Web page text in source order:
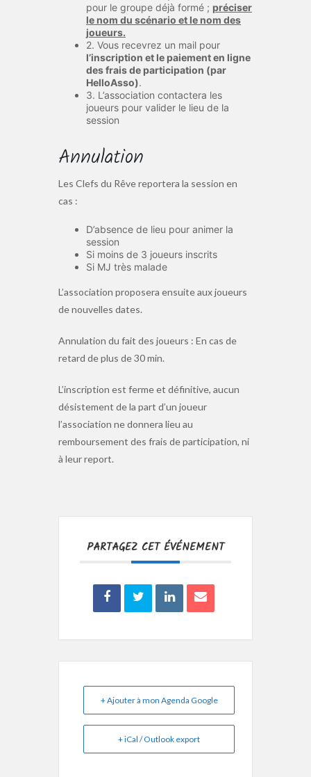
pour le groupe déjà formé ; préciser
le nom du scénario et le nom des
joueurs.
2. Vous recevrez un mail pour
l’inscription et le paiement en ligne
des frais de participation (par
HelloAsso).
3. L’association contactera les
joueurs pour valider le lieu de la
session
Annulation
Les Clefs du Rêve reportera la session en
cas :
D’absence de lieu pour animer la
session
Si moins de 3 joueurs inscrits
Si MJ très malade
L’association proposera ensuite aux joueurs
de nouvelles dates.
Annulation du fait des joueurs : En cas de
retard de plus de 30 min.
L’inscription est ferme et définitive, aucun
désistement de la part d’un joueur
l’association ne donnera lieu au
remboursement des frais de participation, ni
à leur report.
PARTAGEZ CET ÉVÉNEMENT
+ Ajouter à mon Agenda Google
+ iCal / Outlook export